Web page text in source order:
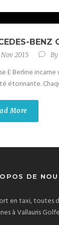
BENZ
2015 By
E Berline
étonnante.
More
DE
en taxi, toutes
à Vallauris